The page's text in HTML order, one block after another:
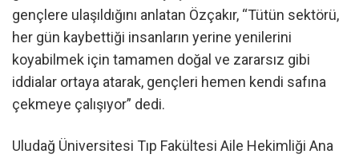
gençlere ulaşıldığını anlatan Özçakır, “Tütün sektörü,
her gün kaybettiği insanların yerine yenilerini
koyabilmek için tamamen doğal ve zararsız gibi
iddialar ortaya atarak, gençleri hemen kendi safına
çekmeye çalışıyor” dedi.
Uludağ Üniversitesi Tıp Fakültesi Aile Hekimliği Ana